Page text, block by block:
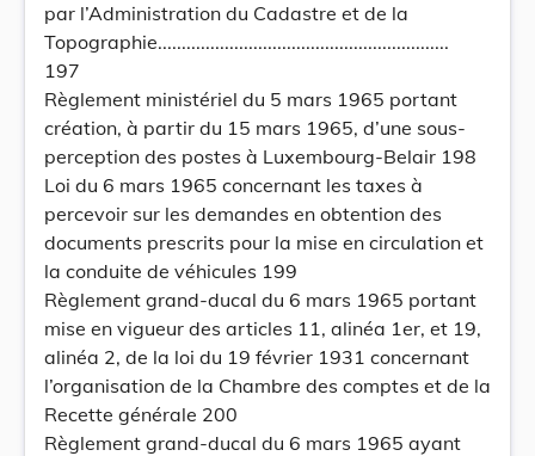
par l’Administration du Cadastre et de la
Topographie.............................................................
197
Règlement ministériel du 5 mars 1965 portant
création, à partir du 15 mars 1965, d’une sous-
perception des postes à Luxembourg-Belair 198
Loi du 6 mars 1965 concernant les taxes à
percevoir sur les demandes en obtention des
documents prescrits pour la mise en circulation et
la conduite de véhicules 199
Règlement grand-ducal du 6 mars 1965 portant
mise en vigueur des articles 11, alinéa 1er, et 19,
alinéa 2, de la loi du 19 février 1931 concernant
l’organisation de la Chambre des comptes et de la
Recette générale 200
Règlement grand-ducal du 6 mars 1965 ayant